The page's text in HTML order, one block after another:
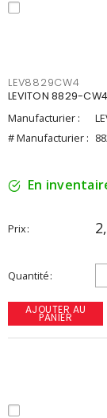
LEV8829CW4
LEVITON 8829-
Manufacturier :
# Manufacturier :
En
Prix
Quantité
AJOUTER AU
PANIER